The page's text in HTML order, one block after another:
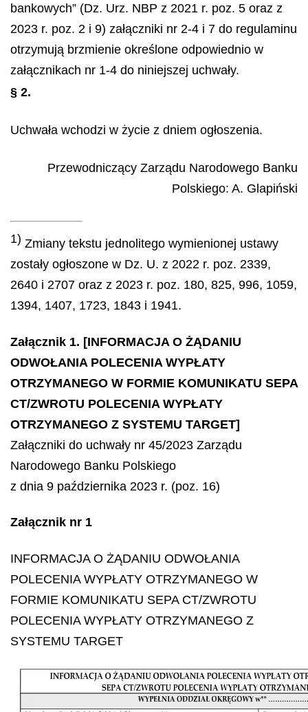
bankowych” (Dz. Urz. NBP z 2021 r. poz. 5 oraz z
2023 r. poz. 2 i 9) załączniki nr 2-4 i 7 do regulaminu
otrzymują brzmienie określone odpowiednio w
załącznikach nr 1-4 do niniejszej uchwały.
§ 2.
Uchwała wchodzi w życie z dniem ogłoszenia.
Przewodniczący Zarządu Narodowego Banku
Polskiego: A. Glapiński
1) Zmiany tekstu jednolitego wymienionej ustawy
zostały ogłoszone w Dz. U. z 2022 r. poz. 2339,
2640 i 2707 oraz z 2023 r. poz. 180, 825, 996, 1059,
1394, 1407, 1723, 1843 i 1941.
Załącznik 1. [INFORMACJA O ŻĄDANIU
ODWOŁANIA POLECENIA WYPŁATY
OTRZYMANEGO W FORMIE KOMUNIKATU SEPA
CT/ZWROTU POLECENIA WYPŁATY
OTRZYMANEGO Z SYSTEMU TARGET]
Załączniki do uchwały nr 45/2023 Zarządu
Narodowego Banku Polskiego
z dnia 9 października 2023 r. (poz. 16)
Załącznik nr 1
INFORMACJA O ŻĄDANIU ODWOŁANIA
POLECENIA WYPŁATY OTRZYMANEGO W
FORMIE KOMUNIKATU SEPA CT/ZWROTU
POLECENIA WYPŁATY OTRZYMANEGO Z
SYSTEMU TARGET